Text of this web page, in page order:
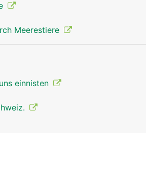
Meerestiere
einnisten